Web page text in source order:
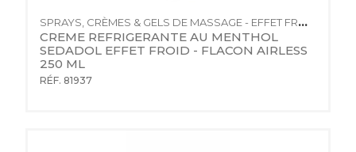
SPRAYS, CRÈMES & GELS DE MASSAGE - EFFET FROID
CREME REFRIGERANTE AU MENTHOL
SEDADOL EFFET FROID - FLACON AIRLESS
250 ML
RÉF. 81937